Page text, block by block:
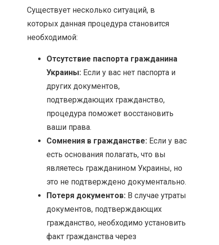
Существует несколько ситуаций, в
которых данная процедура становится
необходимой:
Отсутствие паспорта гражданина
Украины: Если у вас нет паспорта и
других документов,
подтверждающих гражданство,
процедура поможет восстановить
ваши права.
Сомнения в гражданстве: Если у вас
есть основания полагать, что вы
являетесь гражданином Украины, но
это не подтверждено документально.
Потеря документов: В случае утраты
документов, подтверждающих
гражданство, необходимо установить
факт гражданства через